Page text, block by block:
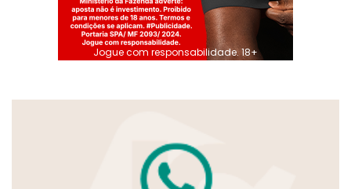
Jogue com responsabilidade. 18+